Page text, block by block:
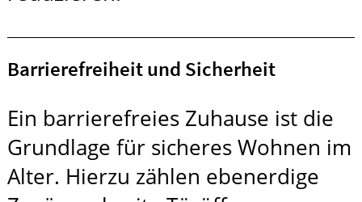
Barrierefreiheit und Sicherheit
Ein barrierefreies Zuhause ist die
Grundlage für sicheres Wohnen im
Alter. Hierzu zählen ebenerdige